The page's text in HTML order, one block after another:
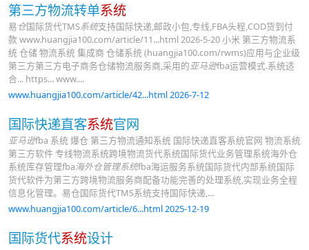
第三方物流转单系统
易仓国际货代TMS系统支持国际快递,邮政小包,专线,FBA头程,COD货到付
款 www.huangjia100.com/article/11...html 2026-5-20 小米 第三方物流系
统 仓储 物流系统 集成商 仓储系统 (huangjia100.com/rwms)应用与企业级
第三方第三方电子商务仓储物流服务商,采用的亚马逊fba运营模式.系统适
合... https... www....
www.huangjia100.com/article/42...html 2026-7-12
国际快递直客系统官网
亚马逊fba 系统 爆仓 第三方物流通知系统 国际快递直客系统官网 物流系统
第三方软件 专线物流系统跨境物流货代系统国际货代业务管理系统海外仓
系统库存管理fba海外仓管理系统fba海运服务系统国际货代内部系统国际
货代软件为第三方跨境物流服务商配备功能完善的处理系统,实现业务全程
信息化管理。易仓国际货代TMS系统支持国际快递,...
www.huangjia100.com/article/6...html 2025-12-19
国际货代系统设计